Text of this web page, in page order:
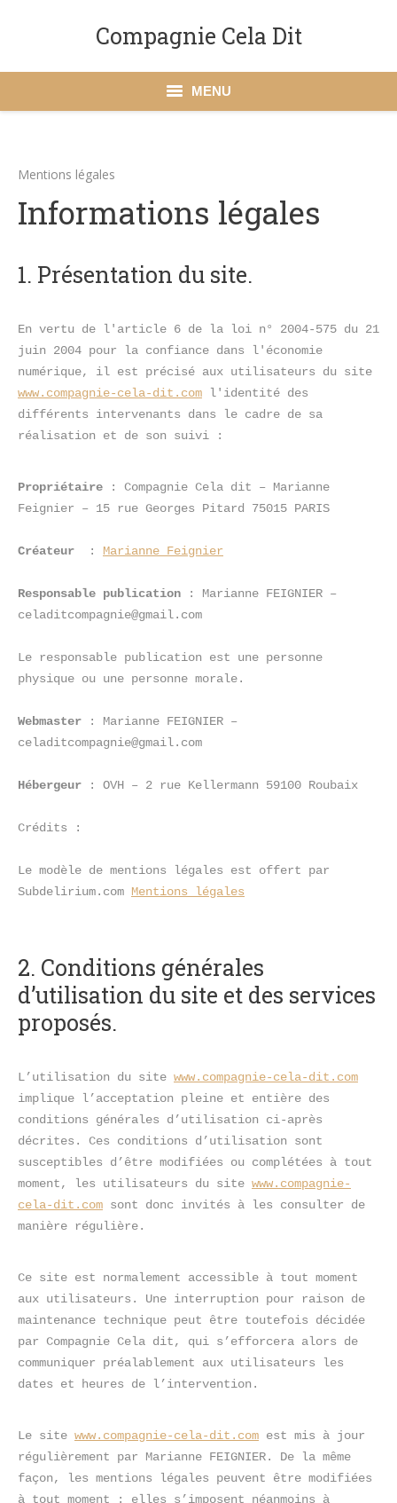
Compagnie Cela Dit
MENU
La Compagnie Cela Dit
Spectacles
Presse
Contact
Mentions légales
Informations légales
1. Présentation du site.
En vertu de l'article 6 de la loi n° 2004-575 du 21
juin 2004 pour la confiance dans l'économie
www.compagnie-cela-dit.com l'identité des
différents intervenants dans le cadre de sa
réalisation et de son suivi :
Propriétaire : Compagnie Cela dit – Marianne
Feignier – 15 rue Georges Pitard 75015 PARIS
Créateur
  :
Marianne Feignier
Responsable publication : Marianne FEIGNIER –
celaditcompagnie@gmail.com
Le responsable publication est une personne
physique ou une personne morale.
Webmaster : Marianne FEIGNIER –
celaditcompagnie@gmail.com
Hébergeur : OVH – 2 rue Kellermann 59100 Roubaix
Crédits :
Le modèle de mentions légales est offert par
Subdelirium.com Mentions légales
2. Conditions générales
d’utilisation du site et des services
proposés.
L’utilisation du site www.compagnie-cela-dit.com
implique l’acceptation pleine et entière des
conditions générales d’utilisation ci-après
décrites. Ces conditions d’utilisation sont
susceptibles d’être modifiées ou complétées à tout
moment, les utilisateurs du site www.compagnie-
cela-dit.com sont donc invités à les consulter de
manière régulière.
Ce site est normalement accessible à tout moment
aux utilisateurs. Une interruption pour raison de
maintenance technique peut être toutefois décidée
par Compagnie Cela dit, qui s’efforcera alors de
communiquer préalablement aux utilisateurs les
dates et heures de l’intervention.
Le site www.compagnie-cela-dit.com est mis à jour
régulièrement par Marianne FEIGNIER. De la même
façon, les mentions légales peuvent être modifiées
à tout moment : elles s’imposent néanmoins à